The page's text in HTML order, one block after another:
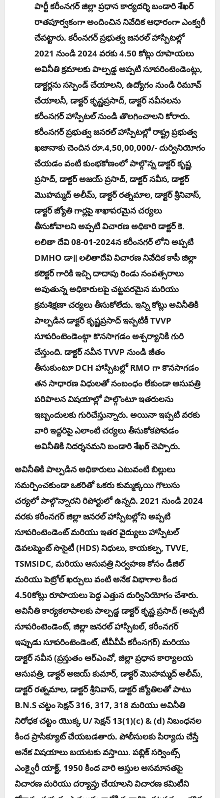
పార్టీ కరీంనగర్ జిల్లా ప్రధాన కార్యదర్శి బండారి శేఖర్
రాత‌పూర్వ‌కంగా అందించిన నివేదిక ఆధారంగా ఎంక్వ‌రీ
చేప‌ట్టారు. కరీంనగర్ ప్రభుత్వ జనరల్ హాస్పిటల్లో
2021 నుండి 2024 వరకు 4.50 కోట్లు రూపాయలు
అవినీతి క్రమాలకు పాల్పడ్డ అప్పటి సూపరింటెండెంట్లు,
డాక్టర్లను సస్పెండ్ చేయాలని, ఉద్యోగం నుండి రిమూవ్
చేయాలనీ, డాక్టర్ కృష్ణప్రసాద్, డాక్టర్ నవీనలను
కరీంనగర్ హాస్పిటల్ నుండి తొలగించాలని కోరారు.
కరీంనగర్ ప్రభుత్వ జనరల్ హాస్పిటల్లో రాష్ట్ర ప్రభుత్వ
ఖజానాకు చెందిన రూ.4,50,00,000/- దుర్వినియోగం
చేయడం వంటి కుంభకోణంలో పాల్గొన్న డాక్టర్ కృష్ణ
ప్రసాద్, డాక్టర్ అజయ్ ప్రసాద్, డాక్టర్ నవీస, డాక్టర్
మొహమ్మద్ అలీమ్, డాక్టర్ రత్నమాల, డాక్టర్ శ్రీనివాస్,
డాక్టర్ జ్యోతి గార్లపై శాఖాపరమైన చర్యలు
తీసుకోవాలని అప్పటి విచారణ అధికారి డాక్టర్ కె.
లలితా దేవి 08-01-2024న కరీంనగర్ లోని అప్పటి
DMHO డా॥ లలితాదేవి విచారణ నివేదిక కాపీ జిల్లా
కలెక్టర్ గారికి ఇచ్చి దాదాపు రెండు సంవత్సరాలు
అవుతున్న అధికారులపై చట్టపరమైన మరియు
క్రమశిక్షణా చర్యలు తీసుకోలేదు. ఇన్ని కోట్లు అవినీతికి
పాల్పడిన డాక్టర్ కృష్ణప్రసాద్ ఇప్పటికీ TVVP
సూపరింటెండెంట్గా కొనసాగడం అశ్చర్యానికి గురి
చేస్తుంది. డాక్టర్ నవీన TVVP నుండి జీతం
తీసుకుంటూ DCH హాస్పిటల్లో RMO గా కొనసాగడం
తన సాధారణ విధులతో సంబంధం లేకుండా ఆసుపత్రి
పరిపాలన విషయాల్లో పాల్గొంటూ ఇతరులను
ఇబ్బందులకు గురిచేస్తున్నారు. అయినా ఇప్పటి వరకు
వారి ఇద్దరిపై ఎలాంటి చర్యలు తీసుకోక‌పోవ‌డం
అవినీతికి నిద‌ర్శ‌న‌మ‌ని బండారి శేఖ‌ర్ చెప్పారు.
అవినీతికి పాల్పడిన అధికారులు ఎటువంటి బిల్లులు
సమర్పించకుండా ఒకరితో ఒకరు కుమ్మక్కయి గొలుసు
చర్యలో పాల్గొన్నారని రిపోర్టులో ఉన్నది. 2021 నుండి 2024
వరకు కరీంనగర్ జిల్లా జనరల్ హాస్పిటల్లోని అప్పటి
సూపరింటెండెంట్ మరియు ఇతర వైద్యులు హాస్పిటల్
డెవలప్మెంట్ సొసైటీ (HDS) నిధులు, కాయకల్ప, TVVE,
TSMSIDC, మరియు ఆసుపత్రి నిర్వహణ కోసం డీజిల్
మరియు పెట్రోల్ ఖర్చులు వంటి అనేక విభాగాల కింద
4.50కోట్లు రూపాయలు పెద్ద ఎత్తున దుర్వినియోగం చేశారు.
అవినీతి కార్యకలాపాలకు పాల్పడ్డ డాక్టర్ కృష్ణ ప్రసాద్ (అప్పటి
సూపరింటెండెంట్, జిల్లా జనరల్ హాస్పిటల్, కరీంనగర్
ఇప్పుడు సూపరింటెండెంట్, టీవీవీపీ కరీంనగర్) మరియు
డాక్టర్ నవీన (ప్రస్తుతం ఆర్ఎంవో, జిల్లా ప్రధాన కార్యాలయ
ఆసుపత్రి, డాక్టర్ అజయ్ కుమార్, డాక్టర్ మొహమ్మద్ అలీమ్,
డాక్టర్ రత్నమాల, డాక్టర్ శ్రీనివాస్, డాక్టర్ జ్యోతిలతో పాటు
B.N.S చట్టం సెక్షన్ 316, 317, 318 మరియు అవినీతి
నిరోధక చట్టం యొక్క U/ సెక్షన్ 13(1)(c) & (d) నిబంధనల
కింద ప్రాసిక్యూట్ చేయబడతారు. పోలీసులకు పిర్యాదు చేస్తే
అనేక విషయాలు బయటకు వస్తాయి. పబ్లిక్ సర్వెంట్స్
ఎంక్వైరీ యాక్ట్, 1950 కింద వారి ఆస్తుల అసమానతపై
విచారణ మరియు దర్యాప్తు చేయాలని విచార‌ణ క‌మిటీని